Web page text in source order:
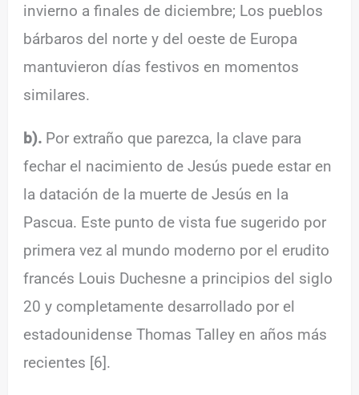
invierno a finales de diciembre; Los pueblos
bárbaros del norte y del oeste de Europa
mantuvieron días festivos en momentos
similares.
b). Por extraño que parezca, la clave para
fechar el nacimiento de Jesús puede estar en
la datación de la muerte de Jesús en la
Pascua. Este punto de vista fue sugerido por
primera vez al mundo moderno por el erudito
francés Louis Duchesne a principios del siglo
20 y completamente desarrollado por el
estadounidense Thomas Talley en años más
recientes [6].